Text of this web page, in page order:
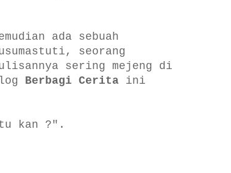
ada sebuah
seorang
sering mejeng di
Berbagi Cerita ini
kan ?".